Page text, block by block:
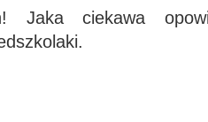
Jaka ciekawa